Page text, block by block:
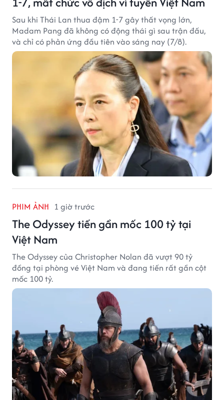
Sau khi Thái Lan thua đậm 1-7 gây thất vọng lớn,
Madam Pang đã không có động thái gì sau trận đấu,
và chỉ có phản ứng đầu tiên vào sáng nay (7/8).
PHIM ẢNH 1 giờ trước
The Odyssey tiến gần mốc 100 tỷ tại
Việt Nam
The Odyssey của Christopher Nolan đã vượt 90 tỷ
đồng tại phòng vé Việt Nam và đang tiến rất gần cột
mốc 100 tỷ.